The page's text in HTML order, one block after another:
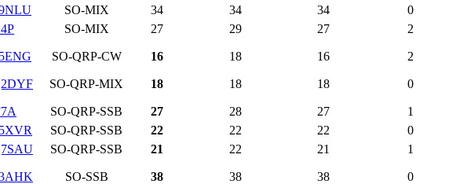
SO-MIX 34 34 34 0
SO-MIX 27 29 27 2
SO-QRP-CW 16 18 16 2
SO-QRP-MIX 18 18 18 0
SO-QRP-SSB 27 28 27 1
SO-QRP-SSB 22 22 22 0
SO-QRP-SSB 21 22 21 1
SO-SSB 38 38 38 0